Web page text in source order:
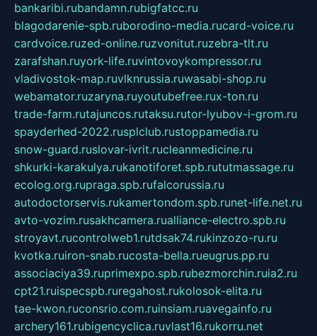
bankaribi.rubandamn.rubigfatcc.ru
blagodarenie-spb.ruborodino-media.rucard-voice.ru
cardvoice.ruzed-online.ruzvonitut.ruzebra-tlt.ru
zarafshan.ruyork-life.ruvintovoykompressor.ru
vladivostok-map.ruvlknrussia.ruwasabi-shop.ru
webamator.ruzaryna.ruyoutubefree.rux-ton.ru
trade-farm.rutajuncos.rutaksu.rutor-lyubov-i-grom.ru
spayderhed-2022.rusplclub.rustoppamedia.ru
snow-guard.ruslovar-ivrit.rucleanmedicine.ru
shkurki-karakulya.rukanotiforet.spb.rututmassage.ru
ecolog.org.rupraga.spb.rufalcorussia.ru
autodoctorservis.rukamertondom.spb.runet-life.net.ru
avto-vozim.rusakhcamera.rualliance-electro.spb.ru
stroyavt.rucontrolweb1.rutdsak74.rukinzozo-ru.ru
kvotka.ruiron-snab.rucosta-bella.rueugrus.pp.ru
associaciya39.ruprimexpo.spb.rubezmorchin.ruia2.ru
cpt21.ruispecspb.ruregahost.rukolosok-elita.ru
tae-kwon.ruconsrio.com.ruinsiam.ruavegainfo.ru
archery161.rubigencyclica.ruvlast16.rukorru.net